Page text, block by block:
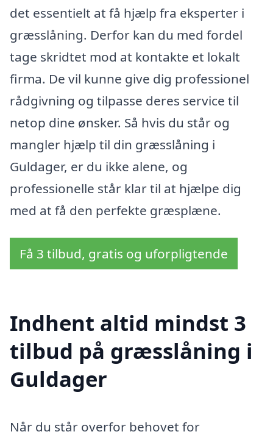
det essentielt at få hjælp fra eksperter i
græsslåning. Derfor kan du med fordel
tage skridtet mod at kontakte et lokalt
firma. De vil kunne give dig professionel
rådgivning og tilpasse deres service til
netop dine ønsker. Så hvis du står og
mangler hjælp til din græsslåning i
Guldager, er du ikke alene, og
professionelle står klar til at hjælpe dig
med at få den perfekte græsplæne.
Få 3 tilbud, gratis og uforpligtende
Indhent altid mindst 3
tilbud på græsslåning i
Guldager
Når du står overfor behovet for